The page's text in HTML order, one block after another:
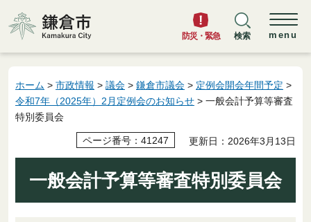
鎌倉市
防災・緊急 検索 menu
ホーム > 市政情報 > 議会 > 鎌倉市議会 > 定例会開会年間予定 >
令和7年（2025年）2月定例会のお知らせ > 一般会計予算等審査
特別委員会
ページ番号：41247 更新日：2026年3月13日
一般会計予算等審査特別委員会